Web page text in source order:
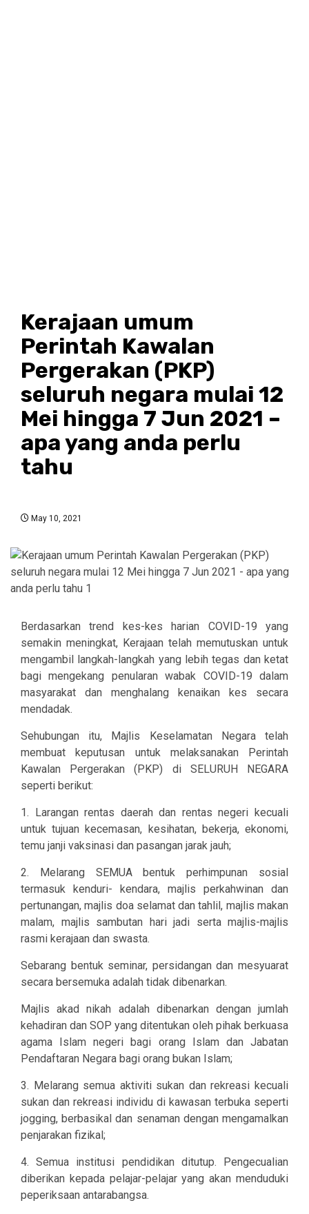
Kerajaan umum
Perintah Kawalan
Pergerakan (PKP)
seluruh negara mulai 12
Mei hingga 7 Jun 2021 –
apa yang anda perlu
tahu
May 10, 2021
Berdasarkan trend kes-kes harian COVID-19 yang
semakin meningkat, Kerajaan telah memutuskan untuk
mengambil langkah-langkah yang lebih tegas dan ketat
bagi mengekang penularan wabak COVID-19 dalam
masyarakat dan menghalang kenaikan kes secara
mendadak.
Sehubungan itu, Majlis Keselamatan Negara telah
membuat keputusan untuk melaksanakan Perintah
Kawalan Pergerakan (PKP) di SELURUH NEGARA
seperti berikut:
1. Larangan rentas daerah dan rentas negeri kecuali
untuk tujuan kecemasan, kesihatan, bekerja, ekonomi,
temu janji vaksinasi dan pasangan jarak jauh;
2. Melarang SEMUA bentuk perhimpunan sosial
termasuk kenduri- kendara, majlis perkahwinan dan
pertunangan, majlis doa selamat dan tahlil, majlis makan
malam, majlis sambutan hari jadi serta majlis-majlis
rasmi kerajaan dan swasta.
Sebarang bentuk seminar, persidangan dan mesyuarat
secara bersemuka adalah tidak dibenarkan.
Majlis akad nikah adalah dibenarkan dengan jumlah
kehadiran dan SOP yang ditentukan oleh pihak berkuasa
agama Islam negeri bagi orang Islam dan Jabatan
Pendaftaran Negara bagi orang bukan Islam;
3. Melarang semua aktiviti sukan dan rekreasi kecuali
sukan dan rekreasi individu di kawasan terbuka seperti
jogging, berbasikal dan senaman dengan mengamalkan
penjarakan fizikal;
4. Semua institusi pendidikan ditutup. Pengecualian
diberikan kepada pelajar-pelajar yang akan menduduki
peperiksaan antarabangsa.